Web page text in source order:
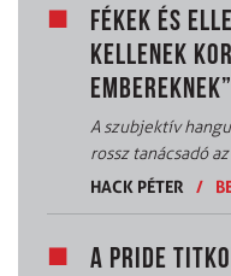
FÉKEK ÉS
KELLENEK
A szubjektív
rossz tanácsadó
HACK PÉTER
/
A PRIDE